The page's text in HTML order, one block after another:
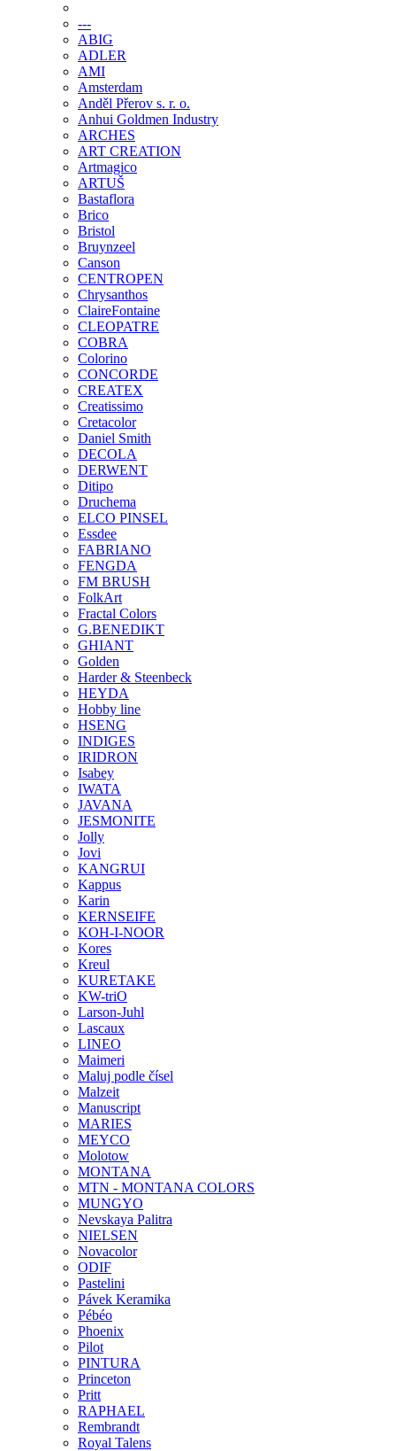
---
ABIG
ADLER
AMI
Amsterdam
Anděl Přerov s. r. o.
Anhui Goldmen Industry
ARCHES
ART CREATION
Artmagico
ARTUŠ
Bastaflora
Brico
Bristol
Bruynzeel
Canson
CENTROPEN
Chrysanthos
ClaireFontaine
CLEOPATRE
COBRA
Colorino
CONCORDE
CREATEX
Creatissimo
Cretacolor
Daniel Smith
DECOLA
DERWENT
Ditipo
Druchema
ELCO PINSEL
Essdee
FABRIANO
FENGDA
FM BRUSH
FolkArt
Fractal Colors
G.BENEDIKT
GHIANT
Golden
Harder & Steenbeck
HEYDA
Hobby line
HSENG
INDIGES
IRIDRON
Isabey
IWATA
JAVANA
JESMONITE
Jolly
Jovi
KANGRUI
Kappus
Karin
KERNSEIFE
KOH-I-NOOR
Kores
Kreul
KURETAKE
KW-triO
Larson-Juhl
Lascaux
LINEO
Maimeri
Maluj podle čísel
Malzeit
Manuscript
MARIES
MEYCO
Molotow
MONTANA
MTN - MONTANA COLORS
MUNGYO
Nevskaya Palitra
NIELSEN
Novacolor
ODIF
Pastelini
Pávek Keramika
Pébéo
Phoenix
Pilot
PINTURA
Princeton
Pritt
RAPHAEL
Rembrandt
Royal Talens